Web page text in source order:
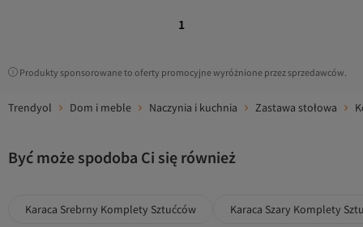
1
Produkty sponsorowane to oferty promocyjne wyróżnione przez sprzedawców.
Trendyol Dom i meble Naczynia i kuchnia Zastawa stołowa
Być może spodoba Ci się również
Karaca Srebrny Komplety Sztućców Karaca Szary Komplety